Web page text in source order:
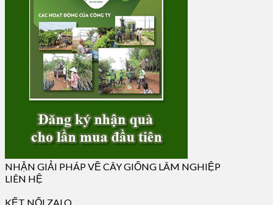
NHẬN GIẢI PHÁP VỀ CÂY GIỐNG LÂM NGHIỆP
LIÊN HỆ
KẾT NỐI ZALO